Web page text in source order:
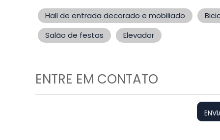
Hall de entrada decorado e mobiliado
Salão de festas
Elevador
ENTRE EM CONTATO